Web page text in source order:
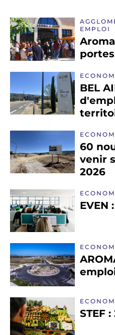
EMPLOI
BEL
60
venir
2026
EVEN
STEF